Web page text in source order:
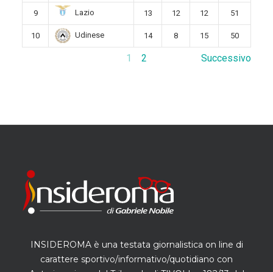
9 Lazio 13 12 12 51
10 Udinese 14 8 15 50
1 2 Successivo
INSIDEROMA è una testata giornalistica on line di
carattere sportivo/informativo/quotidiano con